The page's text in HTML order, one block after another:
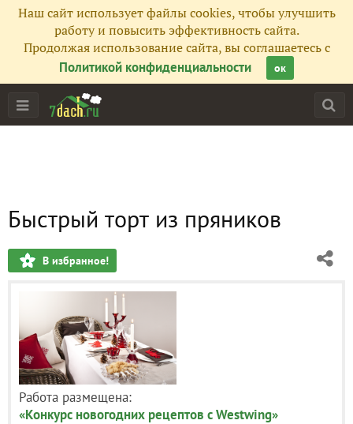
Наш сайт использует файлы cookies, чтобы улучшить
работу и повысить эффективность сайта.
Продолжая использование сайта, вы соглашаетесь с
Политикой конфиденциальности
ок
Быстрый торт из пряников
В избранное!
Работа размещена:
«Конкурс новогодних рецептов с Westwing»